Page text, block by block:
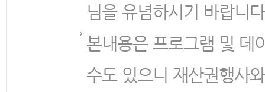
님을 유념하시기 바랍니
본내용은 프로그램 및 데
수도 있으니 재산권행사